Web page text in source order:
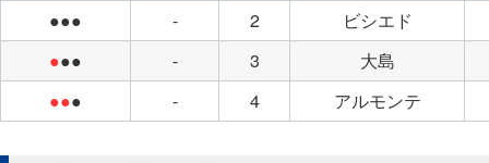
●●● - 2
ビシエド
●●● - 3
大島
●●● - 4 アルモンテ